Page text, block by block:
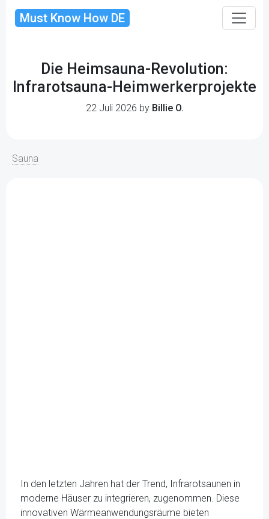
Must Know How DE
Die Heimsauna-Revolution:
Infrarotsauna-Heimwerkerprojekte
22 Juli 2026 by Billie O.
Sauna
In den letzten Jahren hat der Trend, Infrarotsaunen in
moderne Häuser zu integrieren, zugenommen. Diese
innovativen Wärmeanwendungsräume bieten